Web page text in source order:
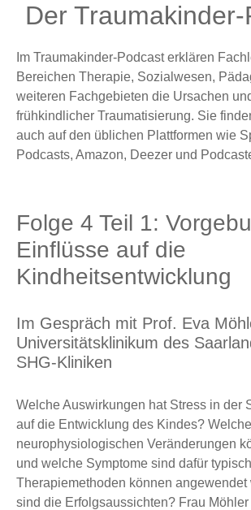
Der
Im Traumakinder-Podcast erklären
Bereichen Therapie, Sozialwesen,
weiteren Fachgebieten die Ursachen
frühkindlicher Traumatisierung. Sie
auch auf den üblichen Plattformen wie
Podcasts, Amazon, Deezer und
Folge 4 Teil 1:
Einflüsse auf die
Kindheitsentwicklung
Im Gespräch mit Prof. Eva
Universitätsklinikum des
SHG-Kliniken
Welche Auswirkungen hat Stress in der
auf die Entwicklung des Kindes? Welche
neurophysiologischen Veränderungen
und welche Symptome sind dafür
Therapiemethoden können
sind die Erfolgsaussichten? Frau Möhler